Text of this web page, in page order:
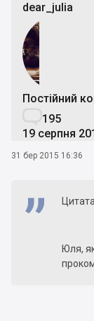
dear_julia
Постійний
195
19 серпня
31 бер 2015 16:36
Юля,